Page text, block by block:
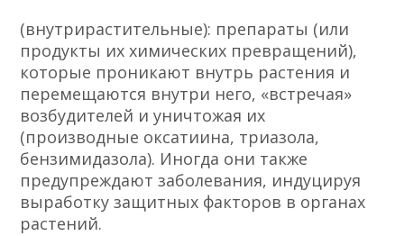
(внутрирастительные): препараты (или
продукты их химических превращений),
которые проникают внутрь растения и
перемещаются внутри него, «встречая»
возбудителей и уничтожая их
(производные оксатиина, триазола,
бензимидазола). Иногда они также
предупреждают заболевания, индуцируя
выработку защитных факторов в органах
растений.